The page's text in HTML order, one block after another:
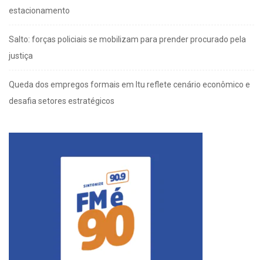
estacionamento
Salto: forças policiais se mobilizam para prender procurado pela
justiça
Queda dos empregos formais em Itu reflete cenário econômico e
desafia setores estratégicos